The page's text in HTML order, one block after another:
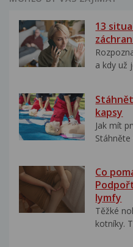
13
a kdy už
kapsy
Jak mít
Stáhněte
Co
lymfy
Těžké
kotníky.